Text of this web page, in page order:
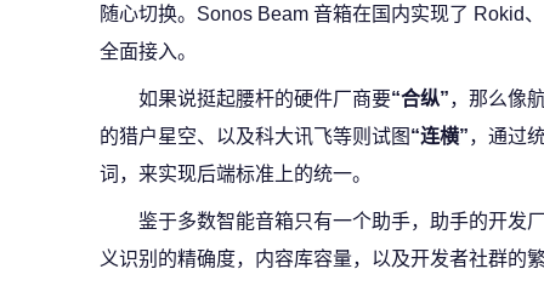
随心切换。Sonos Beam 音箱在国内实现了 Rokid
全面接入。
如果说挺起腰杆的硬件厂商要“合纵”，那么像
的猎户星空、以及科大讯飞等则试图 “连横”，通过
词，来实现后端标准上的统一。
鉴于多数智能音箱只有一个助手，助手的开发
义识别的精确度，内容库容量，以及开发者社群的